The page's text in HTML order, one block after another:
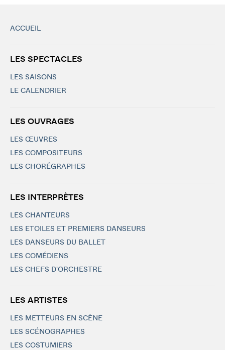
ACCUEIL
LES SPECTACLES
LES SAISONS
LE CALENDRIER
LES OUVRAGES
LES ŒUVRES
LES COMPOSITEURS
LES CHORÉGRAPHES
LES INTERPRÈTES
LES CHANTEURS
LES ETOILES ET PREMIERS DANSEURS
LES DANSEURS DU BALLET
LES COMÉDIENS
LES CHEFS D'ORCHESTRE
LES ARTISTES
LES METTEURS EN SCÈNE
LES SCÉNOGRAPHES
LES COSTUMIERS